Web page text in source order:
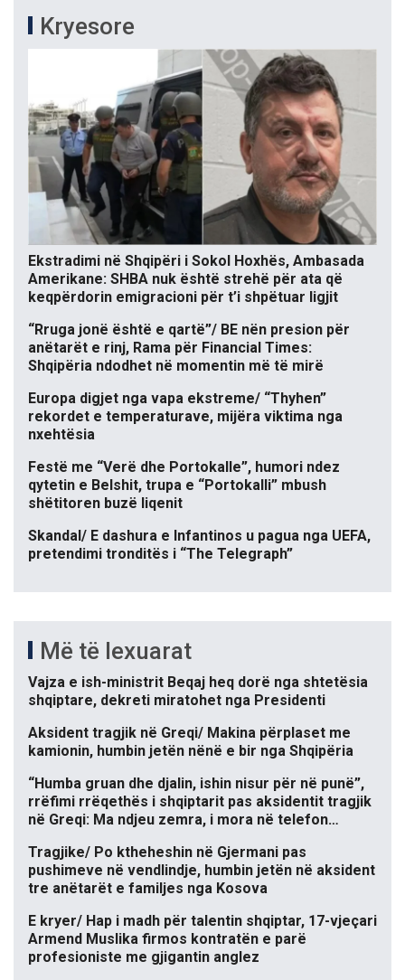
Kryesore
Ekstradimi në Shqipëri i Sokol Hoxhës, Ambasada
Amerikane: SHBA nuk është strehë për ata që
keqpërdorin emigracioni për t’i shpëtuar ligjit
“Rruga jonë është e qartë”/ BE nën presion për
anëtarët e rinj, Rama për Financial Times:
Shqipëria ndodhet në momentin më të mirë
Europa digjet nga vapa ekstreme/ “Thyhen”
rekordet e temperaturave, mijëra viktima nga
nxehtësia
Festë me “Verë dhe Portokalle”, humori ndez
qytetin e Belshit, trupa e “Portokalli” mbush
shëtitoren buzë liqenit
Skandal/ E dashura e Infantinos u pagua nga UEFA,
pretendimi tronditës i “The Telegraph”
Më të lexuarat
Vajza e ish-ministrit Beqaj heq dorë nga shtetësia
shqiptare, dekreti miratohet nga Presidenti
Aksident tragjik në Greqi/ Makina përplaset me
kamionin, humbin jetën nënë e bir nga Shqipëria
“Humba gruan dhe djalin, ishin nisur për në punë”,
rrëfimi rrëqethës i shqiptarit pas aksidentit tragjik
në Greqi: Ma ndjeu zemra, i mora në telefon…
Tragjike/ Po ktheheshin në Gjermani pas
pushimeve në vendlindje, humbin jetën në aksident
tre anëtarët e familjes nga Kosova
E kryer/ Hap i madh për talentin shqiptar, 17-vjeçari
Armend Muslika firmos kontratën e parë
profesioniste me gjigantin anglez